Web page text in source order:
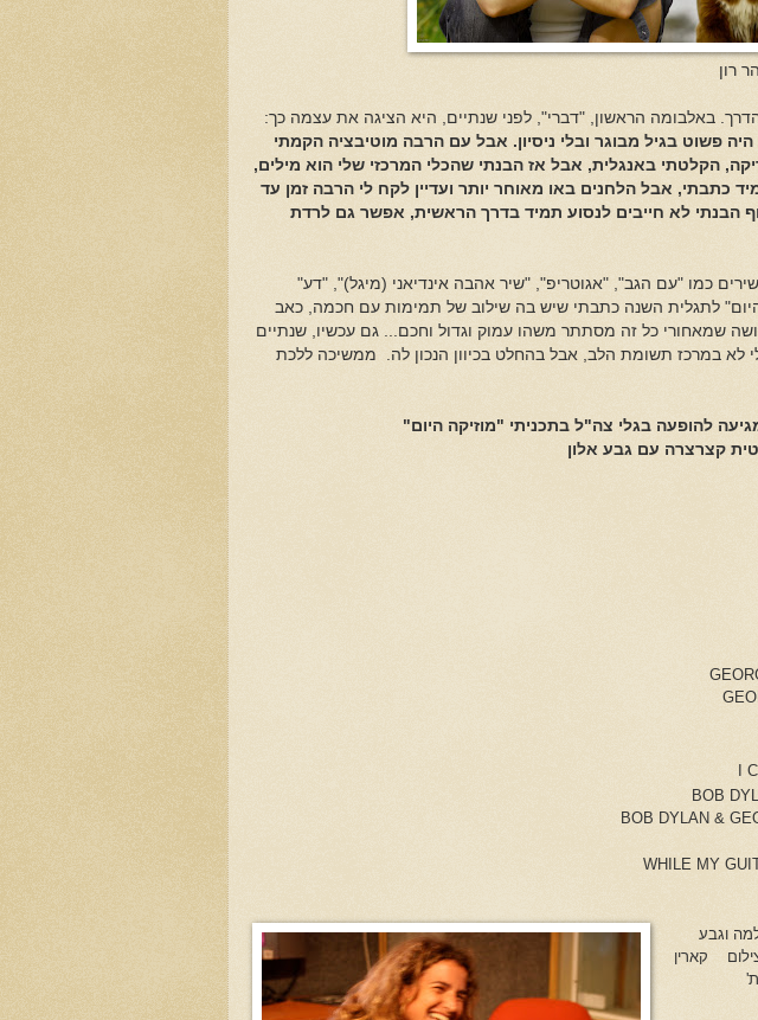
רון
פשוט בגיל מבוגר ובלי ניסיון. אבל עם הרבה מוטיבציה הקמתי
הקלטתי באנגלית, אבל אז הבנתי שהכלי המרכזי שלי הוא מילים,
כתבתי, אבל הלחנים באו מאוחר יותר ועדיין לקח לי הרבה זמן עד
הבנתי לא חייבים לנסוע תמיד בדרך הראשית, אפשר גם לרדת
כמו "עם הגב", "אגוטריפ", "שיר אהבה אינדיאני (מיגל)", "דע"
לתגלית השנה כתבתי שיש בה שילוב של תמימות עם חכמה, כאב
שמאחורי כל זה מסתתר משהו עמוק וגדול וחכם... גם עכשיו, שנתיים
לא במרכז תשומת הלב, אבל בהחלט בכיוון הנכון לה. ממשיכה ללכת
קצרצרה עם גבע אלון
I
BOB
BOB DYLAN &
WHILE MY
וגבע
קארין